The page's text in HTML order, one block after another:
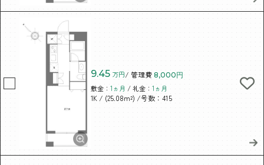
9.45 万円/ 管理費 8,000円
敷金：1ヵ月 / 礼金：1ヵ月
1K / (25.08m²) /号数：415